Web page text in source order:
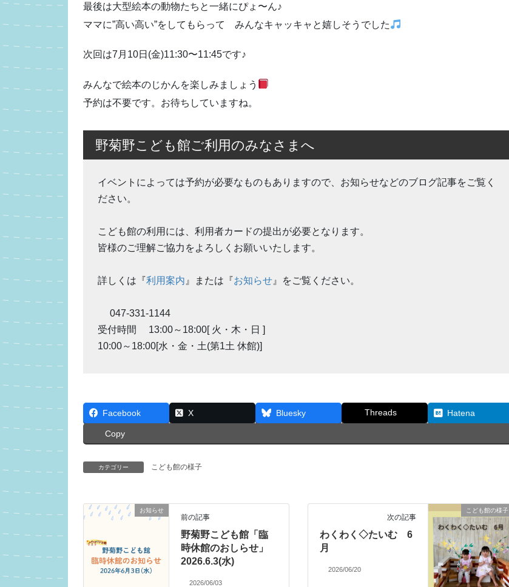
最後は大型絵本の動物たちと一緒にぴょ〜ん♪
ママに”高い高い”をしてもらって みんなキャッキャと嬉しそうでした
次回は7月10日(金)11:30〜11:45です♪
みんなで絵本のじかんを楽しみましょう
予約は不要です。お待ちしていますね。
野菊野こども館ご利用のみなさまへ
イベントによっては予約が必要なものもありますので、お知らせなどのブログ記事をご覧く
ださい。
こども館の利用には、利用者カードの提出が必要となります。
皆様のご理解ご協力をよろしくお願いいたします。
詳しくは『利用案内 』または『お知らせ 』をご覧ください。
047-331-1144
受付時間 13:00～18:00[ 火・木・日 ]
10:00～18:00[水・金・土(第1土 休館)]
Facebook X Bluesky Threads Hatena
Copy
カテゴリー こども館の様子
お知らせ
前の記事
野菊野こども館「臨
時休館のおしらせ」
2026.6.3(水)
2026/06/03
こども館の様子
次の記事
わくわく◇たいむ 6
月
2026/06/20